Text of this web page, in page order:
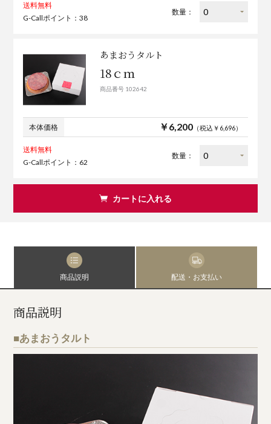
送料無料
G-Callポイント：38
数量：
あまおうタルト
18ｃｍ
商品番号 102642
本体価格 ￥6,200（税込￥6,696）
送料無料
G-Callポイント：62
数量：
カートに入れる
商品説明 配送・お支払い
商品説明
■あまおうタルト